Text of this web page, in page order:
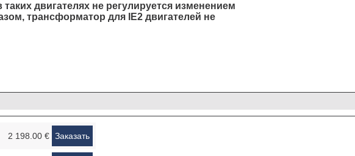
двигателях не регулируется изменением
трансформатор для IE2 двигателей не
2 198.00 € Заказать